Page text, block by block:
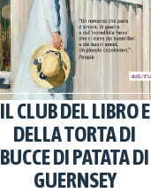
IL CLUB DEL LIBRO E
DELLA TORTA DI
BUCCE DI PATATA DI
GUERNSEY